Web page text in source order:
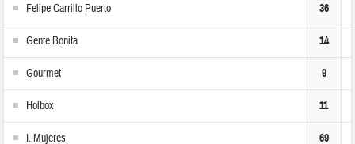
Felipe Carrillo Puerto 36
Gente Bonita 14
Gourmet 9
Holbox 11
I. Mujeres 69